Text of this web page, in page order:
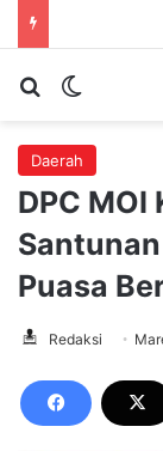
Cari berita...
Switch
Daerah
DPC MOI
Puasa
Redaksi